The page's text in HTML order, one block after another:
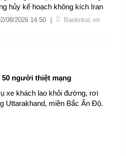
hủy kế hoạch không kích Iran
08/2026 14:50 Baotintuc.vn
50 người thiệt mạng
xe khách lao khỏi đường, rơi
Uttarakhand, miền Bắc Ấn Độ.